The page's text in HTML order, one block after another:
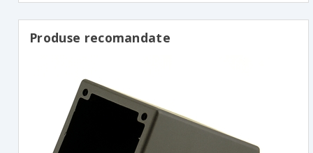
Produse recomandate